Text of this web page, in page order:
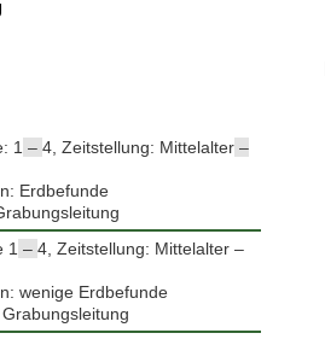
1 – 4, Zeitstellung: Mittelalter –
Erdbefunde
1 – 4, Zeitstellung: Mittelalter –
wenige Erdbefunde